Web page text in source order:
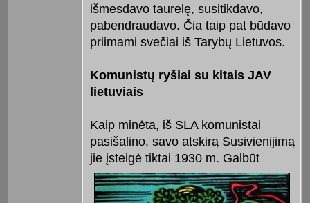
išmesdavo taurelę, susitikdavo,
pabendraudavo. Čia taip pat būdavo
priimami svečiai iš Tarybų Lietuvos.
Komunistų ryšiai su kitais JAV
lietuviais
Kaip minėta, iš SLA komunistai
pasišalino, savo atskirą Susivienijimą
jie įsteigė tiktai 1930 m. Galbūt